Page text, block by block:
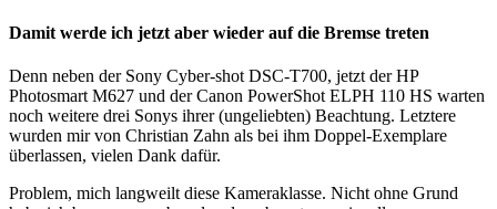
Damit werde ich jetzt aber wieder auf die Bremse treten
Denn neben der Sony Cyber-shot DSC-T700, jetzt der HP
Photosmart M627 und der Canon PowerShot ELPH 110 HS warten
noch weitere drei Sonys ihrer (ungeliebten) Beachtung. Letztere
wurden mir von Christian Zahn als bei ihm Doppel-Exemplare
überlassen, vielen Dank dafür.
Problem, mich langweilt diese Kameraklasse. Nicht ohne Grund